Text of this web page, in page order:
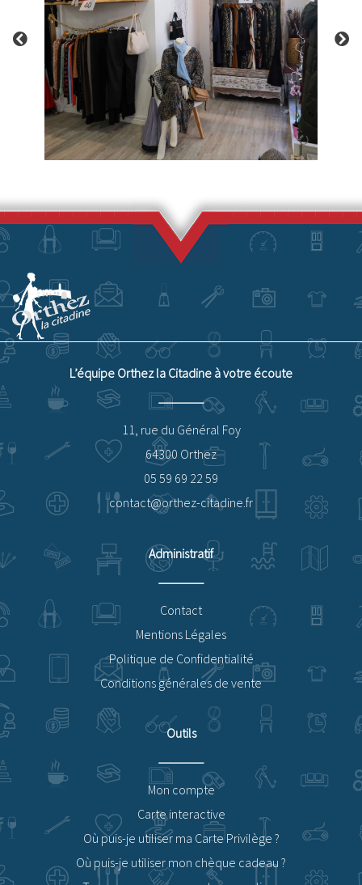
L’équipe Orthez la Citadine à votre écoute
11, rue du Général Foy
64300 Orthez
05 59 69 22 59
contact@orthez-citadine.fr
Administratif
Contact
Mentions Légales
Politique de Confidentialité
Conditions générales de vente
Outils
Mon compte
Carte interactive
Où puis-je utiliser ma Carte Privilège ?
Où puis-je utiliser mon chèque cadeau ?